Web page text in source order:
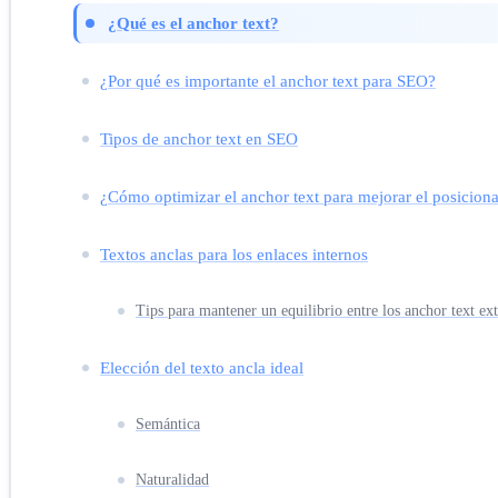
¿Qué es el anchor text?
¿Por qué es importante el anchor text para SEO?
Tipos de anchor text en SEO
¿Cómo optimizar el anchor text para mejorar el
Textos anclas para los enlaces internos
Tips para mantener un equilibrio entre los anchor text
Elección del texto ancla ideal
Semántica
Naturalidad